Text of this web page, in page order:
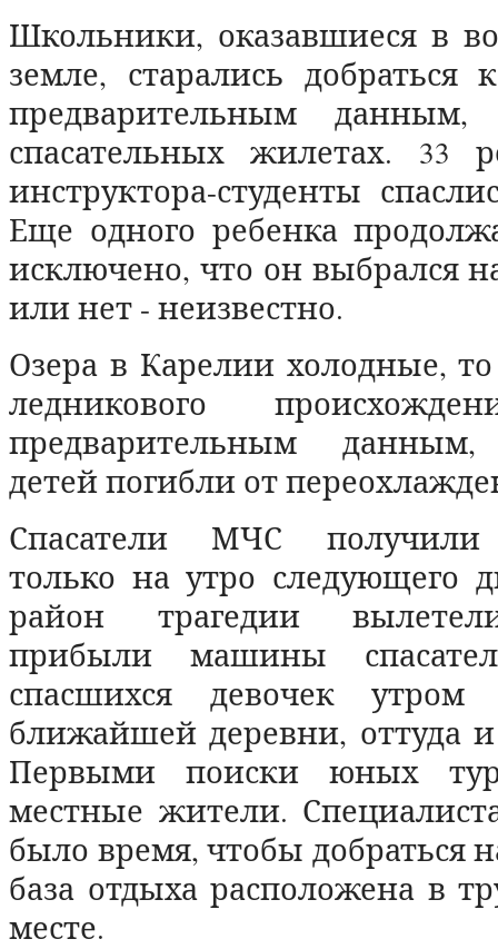
Школьники, оказавшиеся в
земле, старались добраться
предварительным
спасательных жилетах. 33
инструктора-студенты
Еще одного ребенка
исключено, что он выбрался
или нет - неизвестно.
Озера в Карелии холодные,
ледникового
предварительным данным,
детей погибли от
Спасатели МЧС
только на утро следующего
район трагедии
прибыли машины
спасшихся девочек утром
ближайшей деревни, оттуда
Первыми поиски юных
местные жители.
было время, чтобы добраться
база отдыха расположена в
месте.